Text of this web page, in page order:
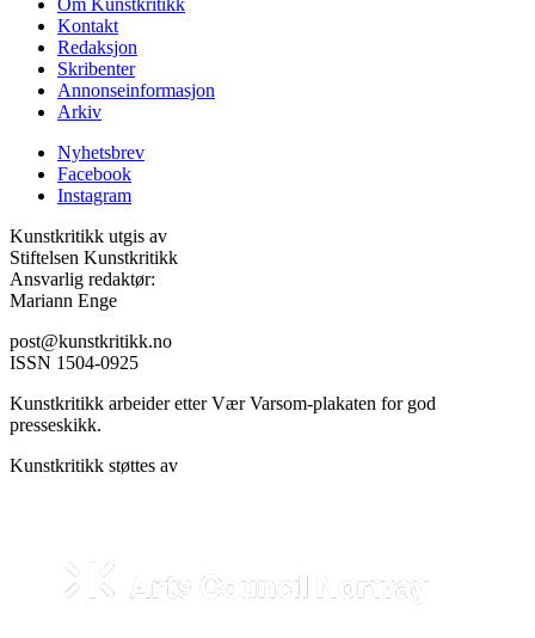
Om Kunstkritikk
Kontakt
Redaksjon
Skribenter
Annonseinformasjon
Arkiv
Nyhetsbrev
Facebook
Instagram
Kunstkritikk utgis av
Stiftelsen Kunstkritikk
Ansvarlig redaktør:
Mariann Enge
post@kunstkritikk.no
ISSN 1504-0925
Kunstkritikk arbeider etter Vær Varsom-plakaten for god
presseskikk.
Kunstkritikk støttes av